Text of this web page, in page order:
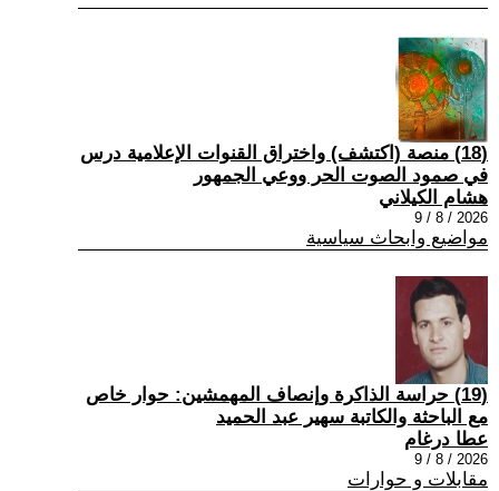
(18) منصة (اكتشف) واختراق القنوات الإعلامية درس
في صمود الصوت الحر ووعي الجمهور
هشام الكيلاني
2026 / 8 / 9
مواضيع وابحاث سياسية
(19) حراسة الذاكرة وإنصاف المهمشين: حوار خاص
مع الباحثة والكاتبة سهير عبد الحميد
عطا درغام
2026 / 8 / 9
مقابلات و حوارات